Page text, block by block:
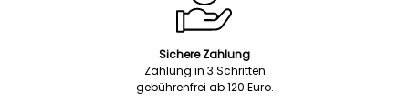
Sichere Zahlung
Zahlung in 3 Schritten
gebührenfrei ab 120 Euro.